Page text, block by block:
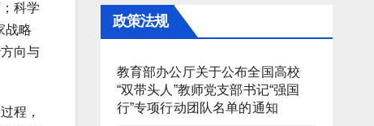
科学
战略
向与
程，
政策法规
教育部办公厅关于公布全国高校
“双带头人”教师党支部书记“强国
行”专项行动团队名单的通知